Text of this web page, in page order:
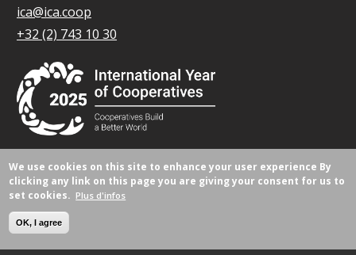
ica@ica.coop
+32 (2) 743 10 30
© Tous droits réservés 2026.
We use cookies on this site to enhance your user experience By
clicking any link on this page you are giving your consent for us to
set cookies. Plus d'infos
OK, I agree